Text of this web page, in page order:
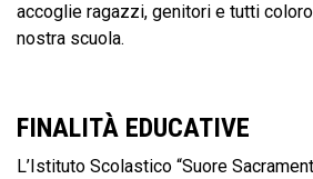
accoglie ragazzi, genitori e tutti
nostra scuola.
FINALITÀ EDUCATIVE
L’Istituto Scolastico “Suore